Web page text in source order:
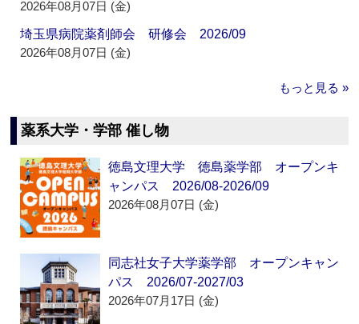
2026年08月07日 (金)
埼玉県病院薬剤師会 研修会 2026/09
2026年08月07日 (金)
もっと見る »
薬系大学・学部 催し物
徳島文理大学 徳島薬学部 オープンキ
ャンパス 2026/08-2026/09
2026年08月07日 (金)
同志社女子大学薬学部 オープンキャン
パス 2026/07-2027/03
2026年07月17日 (金)